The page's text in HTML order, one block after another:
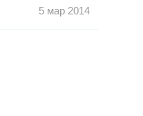
5 мар 2014